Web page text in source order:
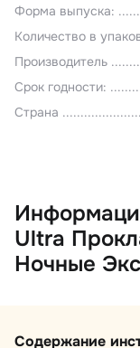
Форма выпуска:
Количество в
Производитель
Срок годности:
Страна
Ultra
Ночные
Содержание